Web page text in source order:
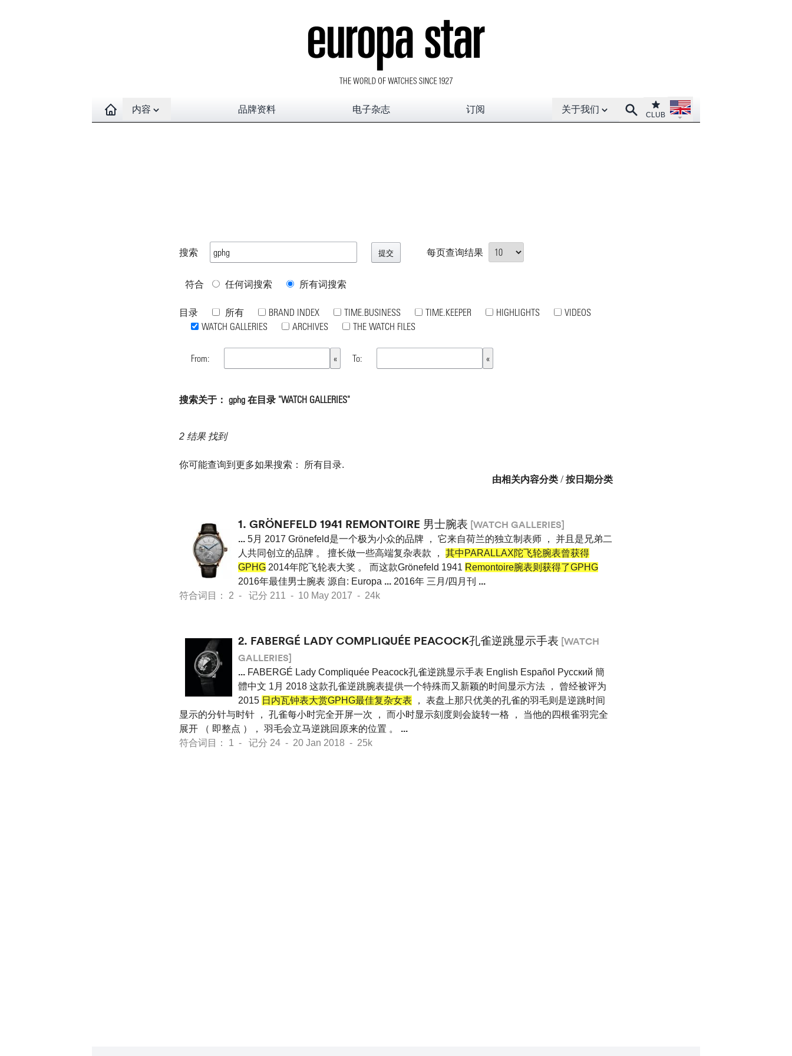
Open contents menu
内容 品牌资料 电子杂志 订阅
Open About menu
关于我们 SearchClub
CLUB
Open language menu
搜索 每页查询结果
符合 任何词搜索 所有词搜索
目录 所有 BRAND INDEX TIME.BUSINESS TIME.KEEPER HIGHLIGHTS
VIDEOS
WATCH GALLERIES
ARCHIVES THE WATCH FILES
From: To:
搜索关于： gphg 在目录 "WATCH GALLERIES"
2 结果 找到
你可能查询到更多如果搜索： 所有目录.
由相关内容分类 / 按日期分类
1. GRÖNEFELD 1941 REMONTOIRE 男士腕表 [WATCH GALLERIES]
... 5月 2017 Grönefeld是一个极为小众的品牌 ， 它来自荷兰的独立制表师 ， 并且是兄弟二
人共同创立的品牌 。 擅长做一些高端复杂表款 ， 其中PARALLAX陀飞轮腕表曾获得
GPHG 2014年陀飞轮表大奖 。 而这款Grönefeld 1941 Remontoire腕表则获得了GPHG
2016年最佳男士腕表 源自: Europa ... 2016年 三月/四月刊 ...
符合词目： 2 - 记分 211 - 10 May 2017 - 24k
2. FABERGÉ LADY COMPLIQUÉE PEACOCK孔雀逆跳显示手表 [WATCH
GALLERIES]
... FABERGÉ Lady Compliquée Peacock孔雀逆跳显示手表 English Español Pусский 簡
體中文 1月 2018 这款孔雀逆跳腕表提供一个特殊而又新颖的时间显示方法 ， 曾经被评为
2015 日内瓦钟表大赏GPHG最佳复杂女表 ， 表盘上那只优美的孔雀的羽毛则是逆跳时间
显示的分针与时针 ， 孔雀每小时完全开屏一次 ， 而小时显示刻度则会旋转一格 ， 当他的四根雀羽完全
展开 （ 即整点 ）， 羽毛会立马逆跳回原来的位置 。 ...
符合词目： 1 - 记分 24 - 20 Jan 2018 - 25k